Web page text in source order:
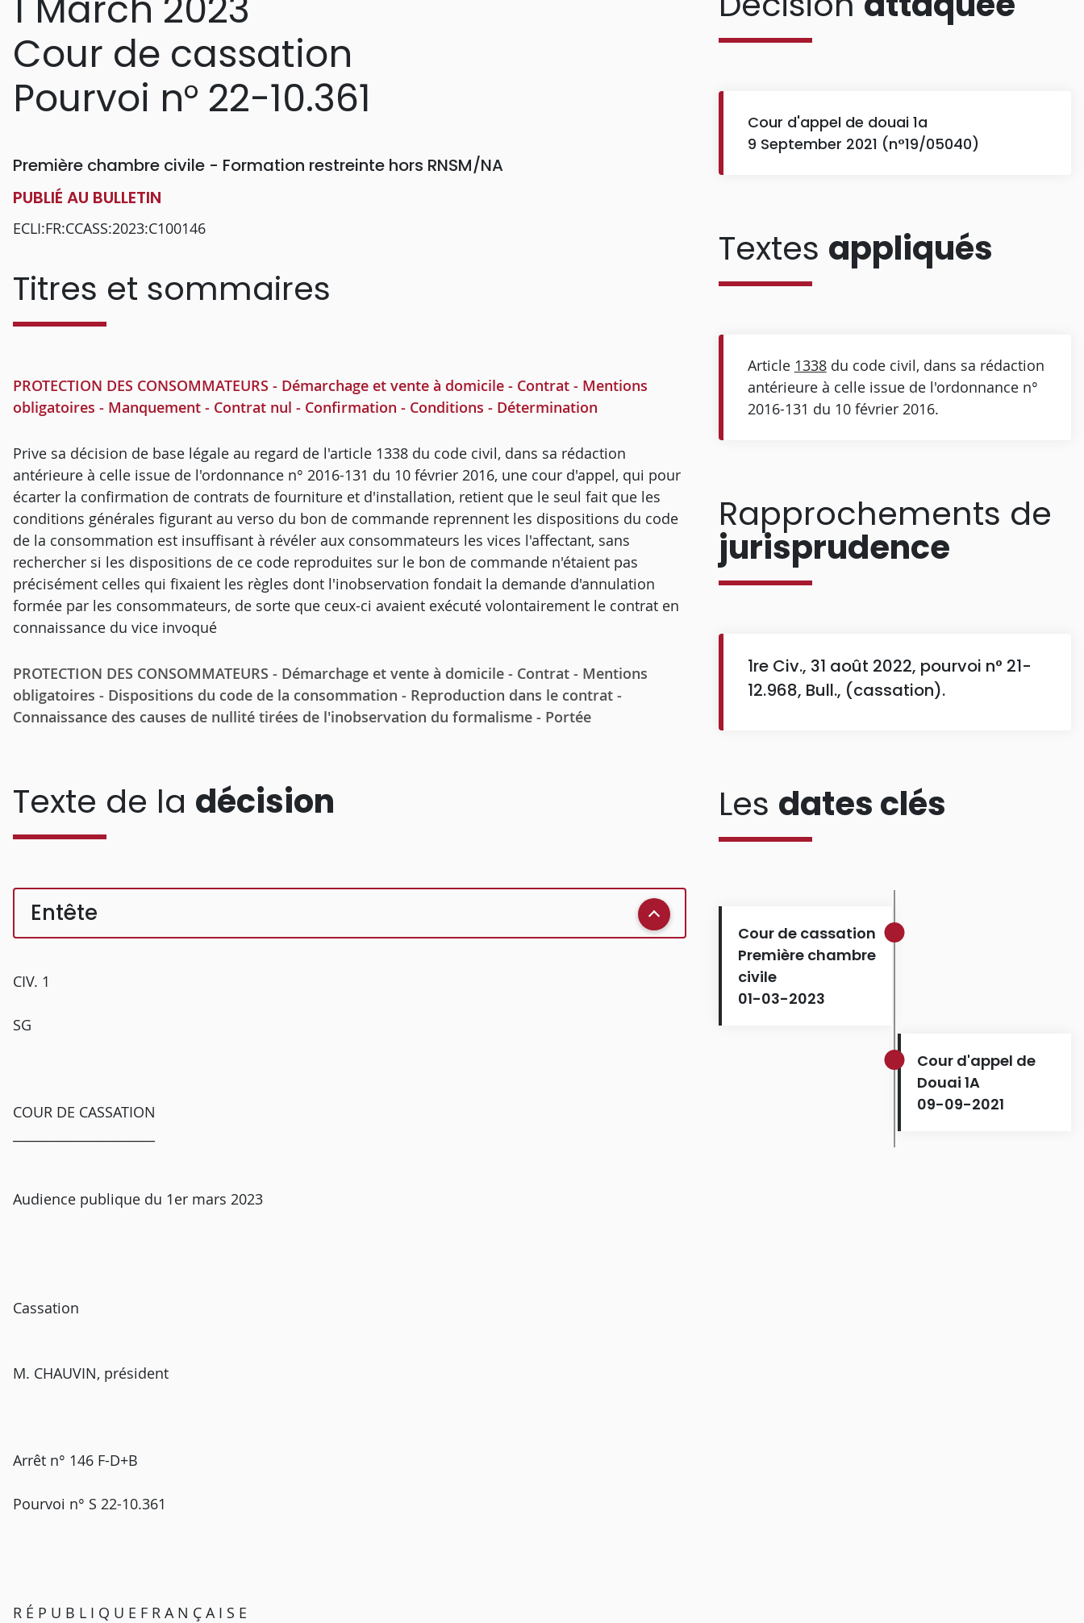
Cour de cassation
Pourvoi n° 22-10.361
Première chambre civile - Formation restreinte hors RNSM/NA
PUBLIÉ AU BULLETIN
ECLI:FR:CCASS:2023:C100146
Titres et sommaires
PROTECTION DES CONSOMMATEURS - Démarchage et vente à domicile - Contrat - Mentions
obligatoires - Manquement - Contrat nul - Confirmation - Conditions - Détermination
Prive sa décision de base légale au regard de l'article 1338 du code civil, dans sa rédaction
antérieure à celle issue de l'ordonnance n° 2016-131 du 10 février 2016, une cour d'appel, qui pour
écarter la confirmation de contrats de fourniture et d'installation, retient que le seul fait que les
conditions générales figurant au verso du bon de commande reprennent les dispositions du code
de la consommation est insuffisant à révéler aux consommateurs les vices l'affectant, sans
rechercher si les dispositions de ce code reproduites sur le bon de commande n'étaient pas
précisément celles qui fixaient les règles dont l'inobservation fondait la demande d'annulation
formée par les consommateurs, de sorte que ceux-ci avaient exécuté volontairement le contrat en
connaissance du vice invoqué
PROTECTION DES CONSOMMATEURS - Démarchage et vente à domicile - Contrat - Mentions
obligatoires - Dispositions du code de la consommation - Reproduction dans le contrat -
Connaissance des causes de nullité tirées de l'inobservation du formalisme - Portée
Texte de la décision
Entête
CIV. 1
SG
COUR DE CASSATION
Audience publique du 1er mars 2023
Cassation
M. CHAUVIN, président
Arrêt n° 146 F-D+B
Pourvoi n° S 22-10.361
R É P U B L I Q U E F R A N Ç A I S E
Cour d'appel de douai 1a
9 September 2021 (n°19/05040)
Textes appliqués
Article 1338du code civil, dans sa rédaction
antérieure à celle issue de l'ordonnance n°
2016-131 du 10 février 2016.
Rapprochements de
jurisprudence
1re Civ., 31 août 2022, pourvoi n° 21-
12.968, Bull., (cassation).
Les dates clés
Cour de cassation
Première chambre
civile
01-03-2023
Cour d'appel de
Douai 1A
09-09-2021